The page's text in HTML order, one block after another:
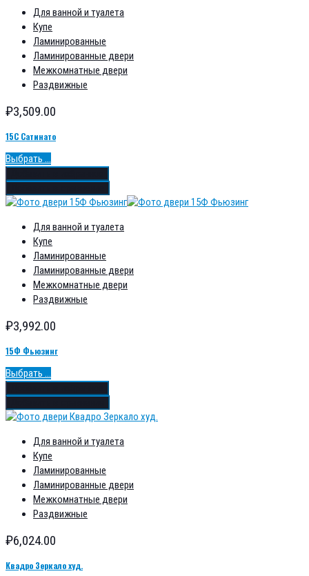
Для ванной и туалета
Купе
Ламинированные
Ламинированные двери
Межкомнатные двери
Раздвижные
₽3,509.00
15С Сатинато
Выбрать ...
Для ванной и туалета
Купе
Ламинированные
Ламинированные двери
Межкомнатные двери
Раздвижные
₽3,992.00
15Ф Фьюзинг
Выбрать ...
Для ванной и туалета
Купе
Ламинированные
Ламинированные двери
Межкомнатные двери
Раздвижные
₽6,024.00
Квадро Зеркало худ.